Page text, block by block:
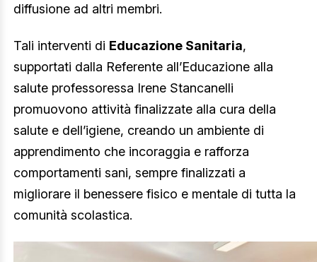
diffusione ad altri membri.
Tali interventi di Educazione Sanitaria,
supportati dalla Referente all’Educazione alla
salute professoressa Irene Stancanelli
promuovono attività finalizzate alla cura della
salute e dell’igiene, creando un ambiente di
apprendimento che incoraggia e rafforza
comportamenti sani, sempre finalizzati a
migliorare il benessere fisico e mentale di tutta la
comunità scolastica.